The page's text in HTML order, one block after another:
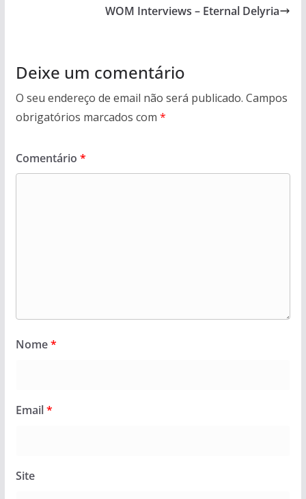
WOM Interviews – Eternal Delyria
Deixe um comentário
O seu endereço de email não será publicado. Campos
obrigatórios marcados com *
Comentário *
Nome*
Email*
Site